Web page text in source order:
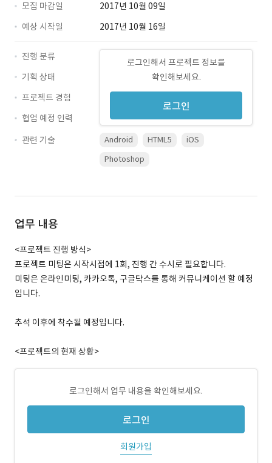
모집 마감일
2017년 10월 09일
예상 시작일
2017년 10월 16일
로그인해서 프로젝트 정보를
확인해보세요.
로그인
진행 분류
기획 상태
프로젝트 경험
협업 예정 인력
관련 기술
Android HTML5
iOS
Photoshop
업무 내용
<프로젝트 진행 방식>
프로젝트 미팅은 시작시점에 1회, 진행 간 수시로 필요합니다.
미팅은 온라인미팅, 카카오톡, 구글닥스를 통해 커뮤니케이션 할 예정
입니다.
추석 이후에 착수될 예정입니다.
<프로젝트의 현재 상황>
로그인해서 업무 내용을 확인해보세요.
로그인
회원가입